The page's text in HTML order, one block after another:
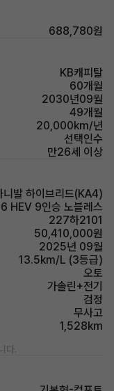
688,780원
KB캐피탈
60개월
2030년09월
49개월
20,000km/년
선택인수
만26세 이상
니발 하이브리드(KA4)
HEV 9인승 노블레스
227하2101
50,410,000원
2025년 09월
13.5km/L (3등급)
오토
가솔린+전기
검정
무사고
1,528km
다.